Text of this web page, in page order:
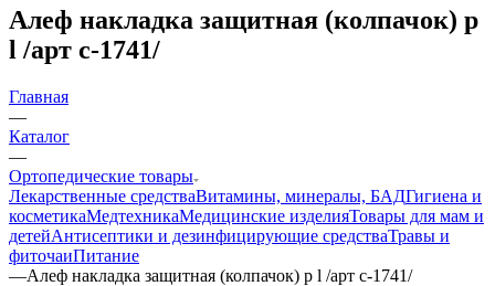
Алеф накладка защитная (колпачок) р
l /арт с-1741/
Главная
—
Каталог
—
Ортопедические товары
Лекарственные средстваВитамины, минералы, БАДГигиена и
косметикаМедтехникаМедицинские изделияТовары для мам и
детейАнтисептики и дезинфицирующие средстваТравы и
фиточаиПитание
—Алеф накладка защитная (колпачок) р l /арт с-1741/